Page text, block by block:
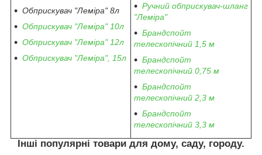
Обприскувач "Леміра" 8л
Обприскувач "Леміра" 10л
Обприскувач "Леміра" 12л
Обприскувач "Леміра", 15л
Ручний обприскувач-шланг
"Леміра"
Брандспойт
телескопічний 1,5 м
Брандспойт
телескопічний 0,75 м
Брандспойт
телескопічний 2,3 м
Брандспойт
телескопічний 3,3 м
Інші популярні товари для дому, саду, городу.